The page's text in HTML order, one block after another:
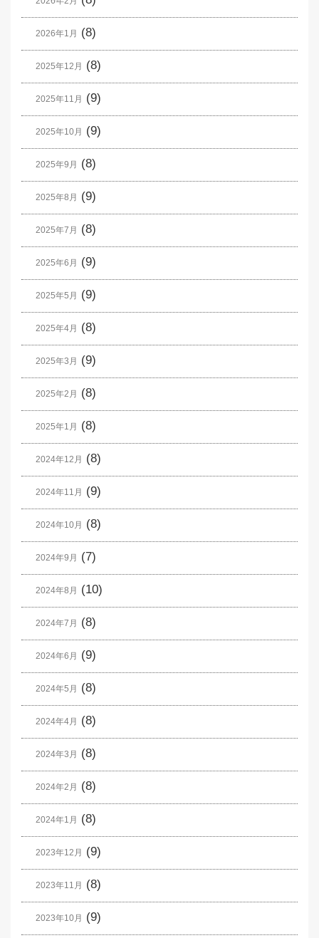
2026年1月 (8)
2025年12月 (8)
2025年11月 (9)
2025年10月 (9)
2025年9月 (8)
2025年8月 (9)
2025年7月 (8)
2025年6月 (9)
2025年5月 (9)
2025年4月 (8)
2025年3月 (9)
2025年2月 (8)
2025年1月 (8)
2024年12月 (8)
2024年11月 (9)
2024年10月 (8)
2024年9月 (7)
2024年8月 (10)
2024年7月 (8)
2024年6月 (9)
2024年5月 (8)
2024年4月 (8)
2024年3月 (8)
2024年2月 (8)
2024年1月 (8)
2023年12月 (9)
2023年11月 (8)
2023年10月 (9)